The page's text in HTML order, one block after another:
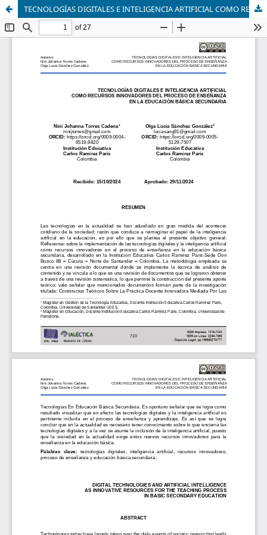
TECNOLOGÍAS DIGITALES E INTELIGENCIA ARTIFICIAL COMO RECURSOS INNOVADORES DEL PROCESO DE ENSEÑANZA EN LA EDUCACIÓN BÁSICA SECUNDARIA